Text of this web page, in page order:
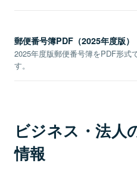
郵便番号簿PDF（2025年度版）
2025年度版郵便番号簿をPDF形式
す。
ビジネス・法人
情報